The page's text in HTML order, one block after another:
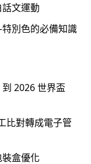
文運動
別色的必備知識
2026 世界盃
比對轉成電子管
盒優化